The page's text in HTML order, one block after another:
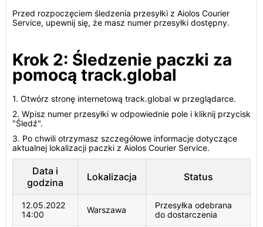
Przed rozpoczęciem śledzenia przesyłki z Aiolos Courier
Service, upewnij się, że masz numer przesyłki dostępny.
Krok 2: Śledzenie paczki za
pomocą track.global
1. Otwórz stronę internetową track.global w przeglądarce.
2. Wpisz numer przesyłki w odpowiednie pole i kliknij przycisk
"Śledź".
3. Po chwili otrzymasz szczegółowe informacje dotyczące
aktualnej lokalizacji paczki z Aiolos Courier Service.
Data i
godzina
Lokalizacja Status
12.05.2022
14:00
Warszawa
Przesyłka odebrana
do dostarczenia